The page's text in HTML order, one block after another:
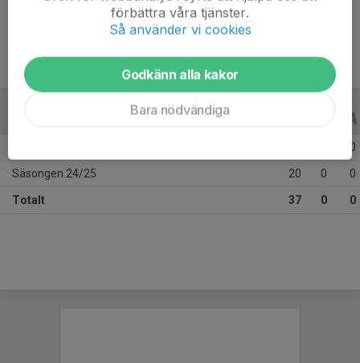
15 år
ALLA ÅR
0
Säsongen 24/25 20 0 0
Totalt 37 0 0
förbättra våra tjänster.
Så använder vi cookies
Godkänn alla kakor
Bara nödvändiga